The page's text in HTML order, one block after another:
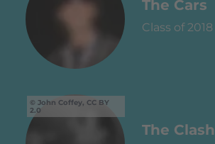
The Cars
Class of 2018
John Coffey, CC BY
2.0
The Clash